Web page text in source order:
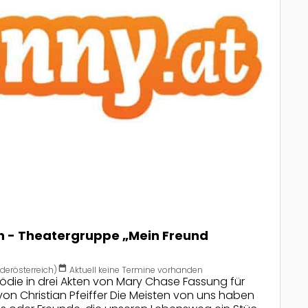
- Theatergruppe „Mein Freund
calendar_today Aktuell keine Termine vorhanden
in drei Akten von Mary Chase Fassung für
Christian Pfeiffer Die Meisten von uns haben